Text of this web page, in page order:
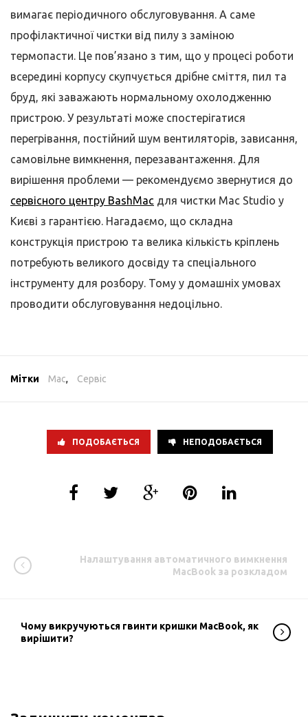
вимагає періодичного обслуговування. А саме
профілактичної чистки від пилу з заміною
термопасти. Це пов’язано з тим, що у процесі роботи
всередині корпусу скупчується дрібне сміття, пил та
бруд, які заважають нормальному охолодженню
пристрою. У результаті може спостерігатися
перегрівання, постійний шум вентиляторів, зависання,
самовільне вимкнення, перезавантаження. Для
вирішення проблеми — рекомендуємо звернутися до
сервісного центру BashMac для чистки Mac Studio у
Києві з гарантією. Нагадаємо, що складна
конструкція пристрою та велика кількість кріплень
потребують великого досвіду та спеціального
інструменту для розбору. Тому у домашніх умовах
проводити обслуговування недоцільно.
Мітки Mac, Сервіс
ПОДОБАЄТЬСЯ НЕПОДОБАЄТЬСЯ
Налаштування автоматичного вимкнення
MacBook за розкладом
Чому викручуються гвинти кришки MacBook, як
вирішити?